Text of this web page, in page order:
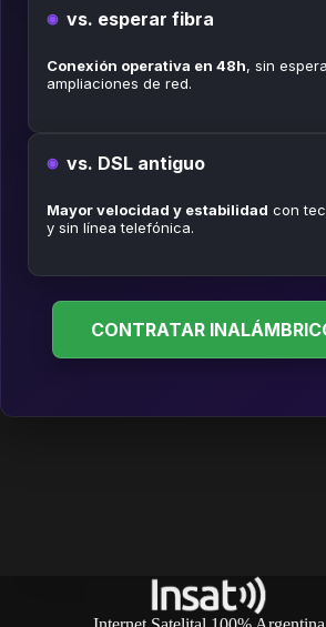
vs. esperar fibra
Conexión operativa en 48h, sin
ampliaciones de red.
vs. DSL antiguo
Mayor velocidad y estabilidad con
y sin línea telefónica.
CONTRATAR